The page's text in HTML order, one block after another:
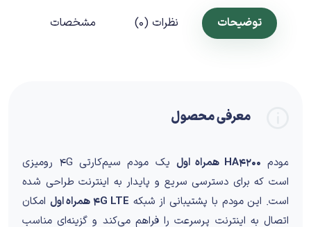
توضیحات نظرات (0) مشخصات
معرفی محصول
مودم HA4200 همراه اول
یک مودم سیم‌کارتی 4G رومیزی
است که برای دسترسی سریع و پایدار به اینترنت طراحی شده
است. این مودم با پشتیبانی از شبکه 4G LTE همراه اول
امکان
اتصال به اینترنت پرسرعت را فراهم می‌کند و گزینه‌ای مناسب